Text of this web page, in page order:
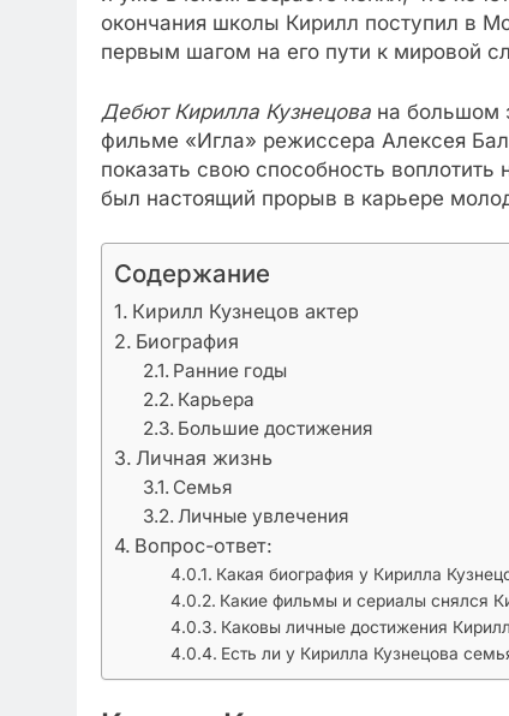
окончания школы Кирилл поступил в
первым шагом на его пути к мировой
Дебют Кирилла Кузнецова на большом
фильме «Игла» режиссера Алексея
показать свою способность
был настоящий прорыв в карьере
Содержание
Кирилл Кузнецов актер
Биография
Ранние годы
Карьера
Большие достижения
Личная жизнь
Семья
Личные увлечения
Вопрос-ответ:
Какая биография у Кирилла
Какие фильмы и сериалы снялся
Каковы личные достижения
Есть ли у Кирилла Кузнецова